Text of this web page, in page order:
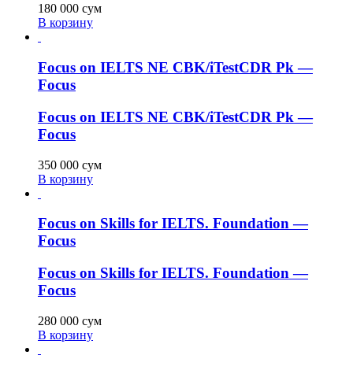
180 000 сум
В корзину
Focus on IELTS NE CBK/iTestCDR Pk —
Focus
Focus on IELTS NE CBK/iTestCDR Pk —
Focus
350 000 сум
В корзину
Focus on Skills for IELTS. Foundation —
Focus
Focus on Skills for IELTS. Foundation —
Focus
280 000 сум
В корзину